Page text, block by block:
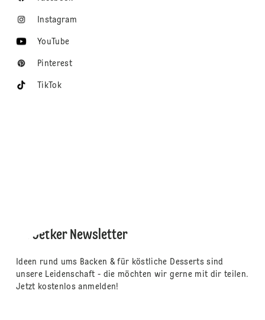
Instagram
YouTube
Pinterest
TikTok
Dr. Oetker Newsletter
Ideen rund ums Backen & für köstliche Desserts sind
unsere Leidenschaft - die möchten wir gerne mit dir teilen.
Jetzt kostenlos anmelden!